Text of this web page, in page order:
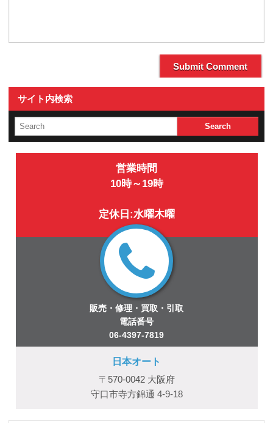
サイト内検索
営業時間
10時～19時
定休日:水曜木曜
販売・修理・買取・引取
電話番号
06-4397-7819
日本オート
〒570-0042 大阪府
守口市寺方錦通 4-9-18